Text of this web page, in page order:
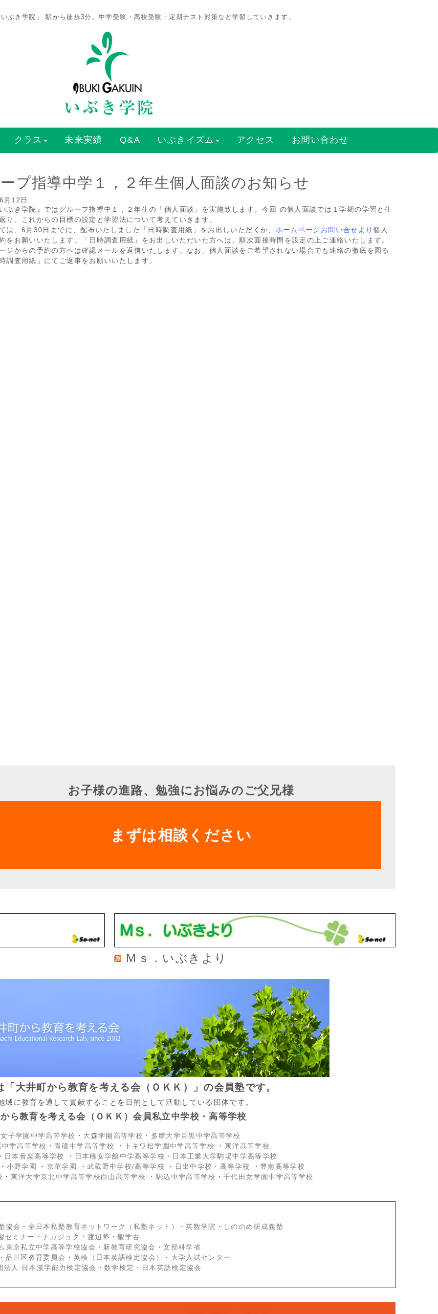
ぶき学院』 駅から徒歩3分。中学受験・高校受験・定期テスト対策など学習していきます。
クラス 未来実績 Q&A いぶきイズム アクセス お問い合わせ
プ指導中学１，２年生個人面談のお知らせ
月12日
ぶき学院』ではグループ指導中１，２年生の「個人面談」を実施致します。今回 の個人面談では１学期の学習と生
り、これからの目標の設定と学習法について考えていきます。
は、6月30日までに、配布いたしました「日時調査用紙」をお出しいただくか、 ホームページお問い合せより個人
をお願いいたします。「日時調査用紙」をお出しいただいた方へは、順次面接時間を設定の上ご連絡いたします。
ジからの予約の方へは確認メールを返信いたします。なお、個人面談をご希望されない場合でも連絡の徹底を図る
調査用紙」にてご返事をお願いいたします。
お子様の進路、勉強にお悩みのご父兄様
まずは相談ください
Ｍｓ．いぶきより
「大井町から教育を考える会（ＯＫＫ）」の会員塾です。
域に教育を通して貢献することを目的として活動している団体です。
ら教育を考える会（ＯＫＫ）会員私立中学校・高等学校
子学園中学高等学校 ・ 大森学園高等学校 ・ 多摩大学目黒中学高等学校
学高等学校 ・青稜中学高等学校 ・ トキワ松学園中学高等学校 ・ 東洋高等学校
日本音楽高等学校 ・ 日本橋女学館中学高等学校 ・ 日本工業大学駒場中学高等学校
小野学園 ・ 京華学園 ・ 武蔵野中学校/高等学校 ・ 日出中学校 ・高等学校 ・ 豊南高等学校
・ 東洋大学京北中学高等学校白山高等学校 ・ 駒込中学高等学校 ・千代田女学園中学高等学校
協会 ・ 全日本私塾教育ネットワーク（私塾ネット） ・英数学院 ・
しののめ研成義塾
セミナー ・ ナカジュク ・ 渡辺塾 ・聖学舎
東京私立中学高等学校協会 ・ 新教育研究協会 ・文部科学省
品川区教育委員会 ・ 英検（日本英語検定協会） ・ 大学入試センター
法人 日本漢字能力検定協会 ・数学検定 ・ 日本英語検定協会